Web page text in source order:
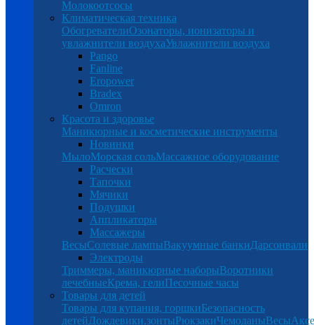
Молокоотсосы
Климатическая техника
ОбогревателиОзонаторы, ионизаторы и
увлажнители воздухаУвлажнители воздуха
Pango
Fanline
Eropower
Bradex
Omron
Красота и здоровье
Маникюрные и косметические инструменты
Новинки
МылоМорская сольМассажное оборудование
Расчески
Тапочки
Мячики
Подушки
Аппликаторы
Массажеры
ВесыСолевые лампыВакуумные банкиДарсонвали
Электроды
Триммеры, маникюрные наборыВоротники
лечебныеКрема, гелиПесочные часы
Товары для детей
Товары для купания, горшкиБезопасность
детейДождевики,зонтыРюкзакиЧемоданыВесы